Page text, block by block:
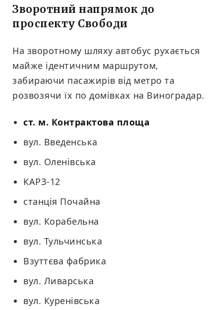
Зворотний напрямок до
проспекту Свободи
На зворотному шляху автобус рухається
майже ідентичним маршрутом,
забираючи пасажирів від метро та
розвозячи їх по домівках на Виноградар.
ст. м. Контрактова площа
вул. Введенська
вул. Оленівська
КАРЗ-12
станція Почайна
вул. Корабельна
вул. Тульчинська
Взуттєва фабрика
вул. Ливарська
вул. Куренівська